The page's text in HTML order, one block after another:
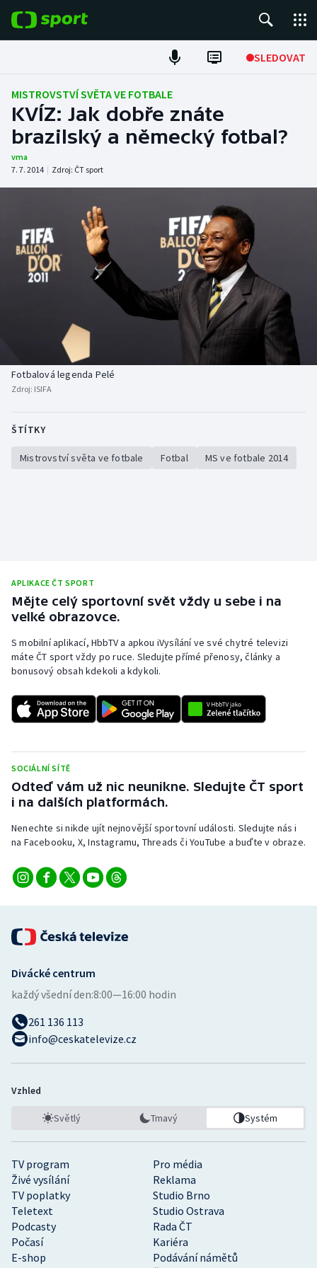
SLEDOVAT
Fotbal
Hokej
Tenis
Atletika
Cyklistika
DALŠÍ SPORTY
Americký fotbal
Baseball a softbal
Basketbal
Biatlon
Boby a skeleton
Box
Futsal
Gymnastika
Házená
Judo
Krasobruslení
Lezení
Lyže a snowboard
Moderní pětiboj
Motorsport
Olympijské hry
Plavání
Rychlobruslení
Rychlostní kanoistika
Short track
Sportovní střelba
Historické návraty
Aplikace ČT sport
AZ kvíz
MISTROVSTVÍ SVĚTA VE FOTBALE
KVÍZ: Jak dobře znáte
brazilský a německý fotbal?
vma
7. 7. 2014 | Zdroj: ČT sport
Fotbalová legenda Pelé
Zdroj: ISIFA
ŠTÍTKY
Mistrovství světa ve fotbale Fotbal MS ve fotbale 2014
APLIKACE ČT SPORT
Mějte celý sportovní svět vždy u sebe i na
velké obrazovce.
S mobilní aplikací, HbbTV a apkou iVysílání ve své chytré televizi
máte ČT sport vždy po ruce. Sledujte přímé přenosy, články a
bonusový obsah kdekoli a kdykoli.
SOCIÁLNÍ SÍTĚ
Odteď vám už nic neunikne. Sledujte ČT sport
i na dalších platformách.
Nenechte si nikde ujít nejnovější sportovní události. Sledujte nás i
na Facebooku, X, Instagramu, Threads či YouTube a buďte v obraze.
TV program
Pro média
Živé vysílání
Reklama
TV poplatky
Studio Brno
Teletext
Studio Ostrava
Podcasty
Rada ČT
Počasí
Kariéra
E-shop
Podávání námětů
Divácké centrum
každý všední den:8:00—16:00 hodin
261 136 113
info@ceskatelevize.cz
Vzhled
Světlý Tmavý Systém